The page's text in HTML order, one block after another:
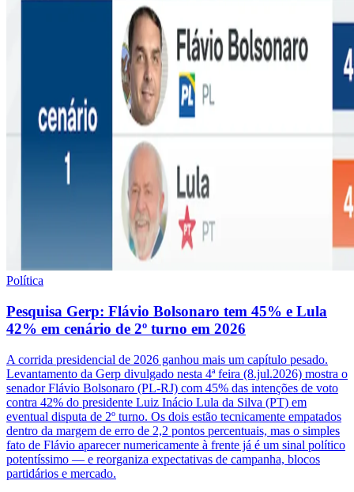
Política
Pesquisa Gerp: Flávio Bolsonaro tem 45% e Lula
42% em cenário de 2º turno em 2026
A corrida presidencial de 2026 ganhou mais um capítulo pesado.
Levantamento da Gerp divulgado nesta 4ª feira (8.jul.2026) mostra o
senador Flávio Bolsonaro (PL-RJ) com 45% das intenções de voto
contra 42% do presidente Luiz Inácio Lula da Silva (PT) em
eventual disputa de 2º turno. Os dois estão tecnicamente empatados
dentro da margem de erro de 2,2 pontos percentuais, mas o simples
fato de Flávio aparecer numericamente à frente já é um sinal político
potentíssimo — e reorganiza expectativas de campanha, blocos
partidários e mercado.